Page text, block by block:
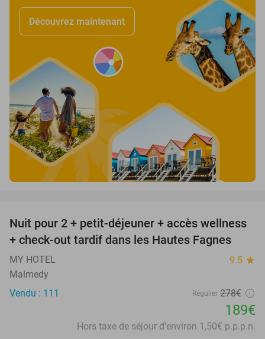
Découvrez maintenant
32%
Nuit pour 2 + petit-déjeuner + accès wellness
+ check-out tardif dans les Hautes Fagnes
MY HOTEL 9.5 star
Malmedy
Vendu : 111
Régulier 278€
189€
Hors taxe de séjour d'environ 1,50€ p.p.p.n.